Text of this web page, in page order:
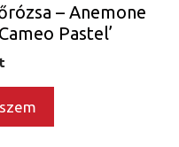
– Anemone
Pastel’